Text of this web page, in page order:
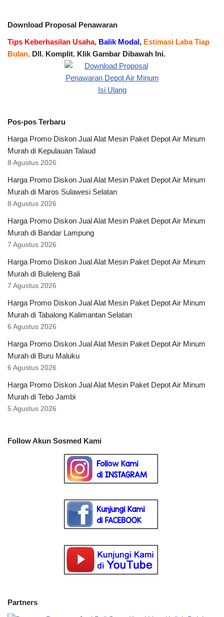
Download Proposal Penawaran
Tips Keberhasilan Usaha, Balik Modal, Estimasi Laba Tiap
Bulan, Dll. Komplit. Klik Gambar Dibawah Ini.
Pos-pos Terbaru
Harga Promo Diskon Jual Alat Mesin Paket Depot Air Minum
Murah di Kepulauan Talaud
8 Agustus 2026
Harga Promo Diskon Jual Alat Mesin Paket Depot Air Minum
Murah di Maros Sulawesi Selatan
8 Agustus 2026
Harga Promo Diskon Jual Alat Mesin Paket Depot Air Minum
Murah di Bandar Lampung
7 Agustus 2026
Harga Promo Diskon Jual Alat Mesin Paket Depot Air Minum
Murah di Buleleng Bali
7 Agustus 2026
Harga Promo Diskon Jual Alat Mesin Paket Depot Air Minum
Murah di Tabalong Kalimantan Selatan
6 Agustus 2026
Harga Promo Diskon Jual Alat Mesin Paket Depot Air Minum
Murah di Buru Maluku
6 Agustus 2026
Harga Promo Diskon Jual Alat Mesin Paket Depot Air Minum
Murah di Tebo Jambi
5 Agustus 2026
Follow Akun Sosmed Kami
Partners